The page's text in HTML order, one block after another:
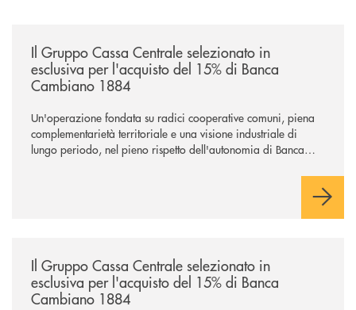
Il Gruppo Cassa Centrale selezionato in
esclusiva per l'acquisto del 15% di Banca
Cambiano 1884
Un'operazione fondata su radici cooperative comuni, piena
complementarietà territoriale e una visione industriale di
lungo periodo, nel pieno rispetto dell'autonomia di Banca
negoziazione esclusiva per la finalizzazione dell’operazione.
Il Gruppo Cassa Centrale selezionato in
esclusiva per l'acquisto del 15% di Banca
Cambiano 1884